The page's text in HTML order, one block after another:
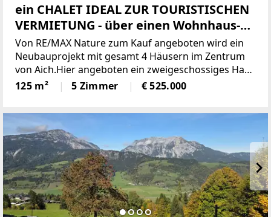
ein CHALET IDEAL ZUR TOURISTISCHEN
VERMIETUNG - über einen Wohnhaus-
Neubau in Aich
Von RE/MAX Nature zum Kauf angeboten wird ein
Neubauprojekt mit gesamt 4 Häusern im Zentrum
von Aich.Hier angeboten ein zweigeschossiges Haus
auf einem Grundstück mit 394m² und mit ca. 125m²
Wohnfläche und folgendem
125 m² 5 Zimmer € 525.000